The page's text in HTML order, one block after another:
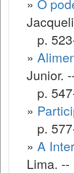
p.
»
Junior.
p.
»
p.
» A
Lima. --